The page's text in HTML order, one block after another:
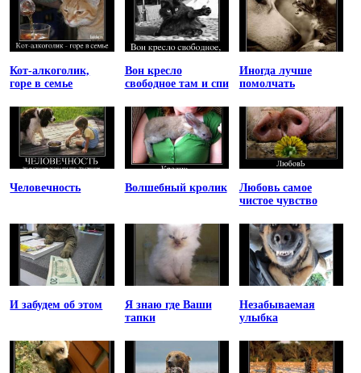
Кот-алкоголик,
горе в семье
Вон кресло
свободное там и спи
Иногда лучше
помолчать
Человечность Волшебный кролик
Любовь самое
чистое чувство
И забудем об этом
Я знаю где Ваши
тапки
Незабываемая
улыбка